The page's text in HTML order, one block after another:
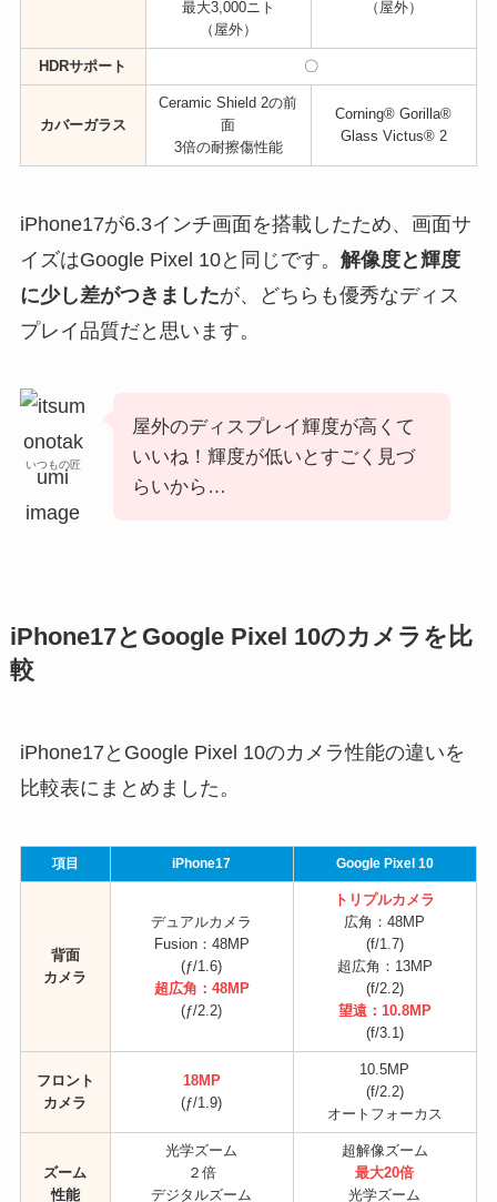
最大3,000ニト
（屋外）
（屋外）
HDRサポート 〇
カバーガラス
Ceramic Shield 2の前
面
3倍の耐擦傷性能
Corning® Gorilla®
Glass Victus® 2
iPhone17が6.3インチ画面を搭載したため、画面サ
イズはGoogle Pixel 10と同じです。 解像度と輝度
に少し差がつきましたが、どちらも優秀なディス
プレイ品質だと思います。
いつもの匠
屋外のディスプレイ輝度が高くて
いいね！輝度が低いとすごく見づ
らいから…
iPhone17とGoogle Pixel 10のカメラを比
較
iPhone17とGoogle Pixel 10のカメラ性能の違いを
比較表にまとめました。
項目 iPhone17 Google Pixel 10
背面
カメラ
デュアルカメラ
Fusion：48MP
(ƒ/1.6)
超広角：48MP
(ƒ/2.2)
トリプルカメラ
広角：48MP
(f/1.7)
超広角：13MP
(f/2.2)
望遠：10.8MP
(f/3.1)
フロント
カメラ
18MP
(ƒ/1.9)
10.5MP
(f/2.2)
オートフォーカス
ズーム
性能
光学ズーム
２倍
デジタルズーム
超解像ズーム
最大20倍
光学ズーム